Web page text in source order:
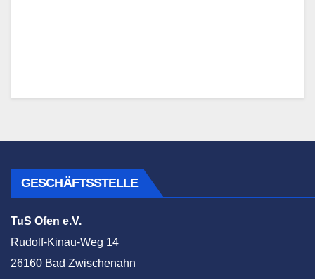
GESCHÄFTSSTELLE
TuS Ofen e.V.
Rudolf-Kinau-Weg 14
26160 Bad Zwischenahn